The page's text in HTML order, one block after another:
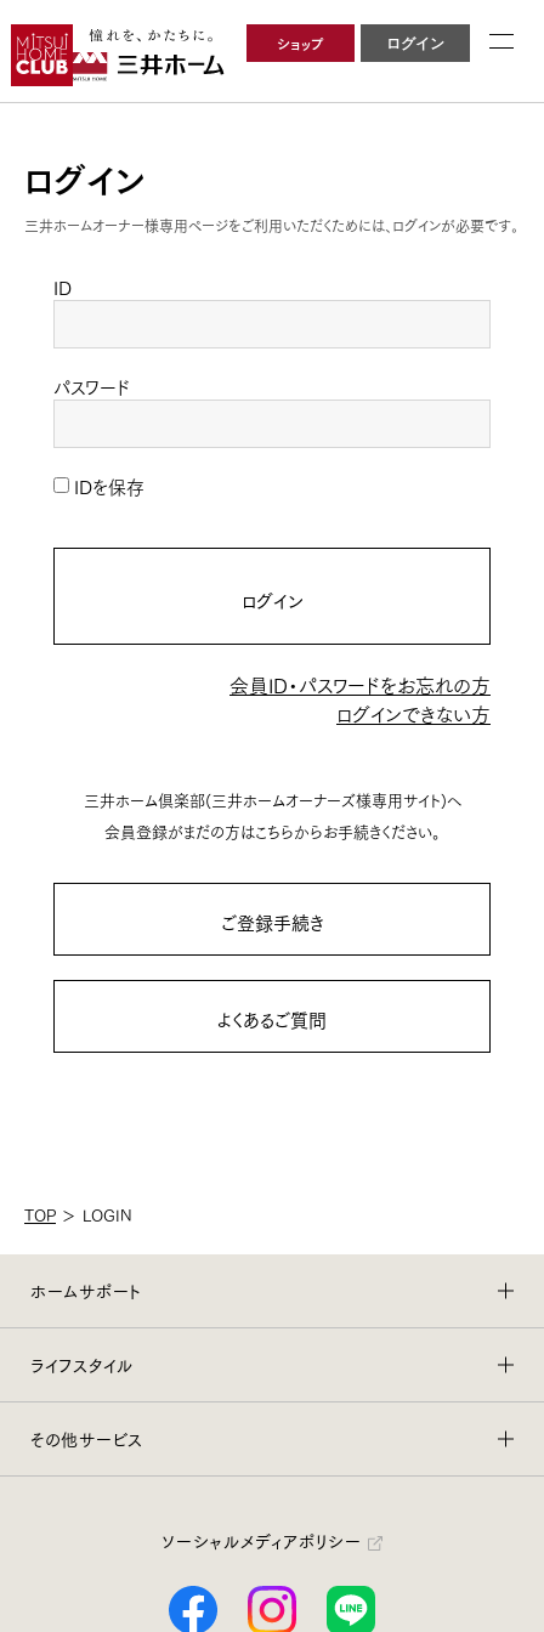
ショップ ログイン
ログイン
三井ホームオーナー様専用ページをご利用いただくためには、ログインが必要です。
ID
パスワード
IDを保存
ログイン
会員ID・パスワードをお忘れの方
ログインできない方
三井ホーム倶楽部(三井ホームオーナーズ様専用サイト)へ
会員登録がまだの方はこちらからお手続きください。
ご登録手続き
よくあるご質問
TOP ＞ LOGIN
ホームサポート
ライフスタイル
その他サービス
ソーシャルメディアポリシー